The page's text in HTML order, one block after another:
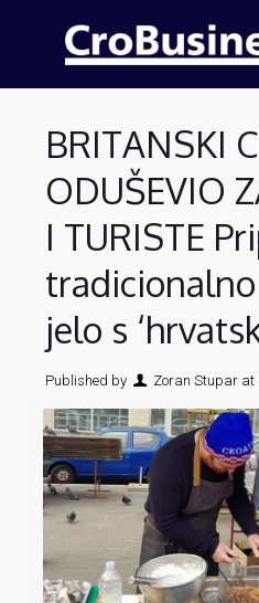
BRITANSKI
ODUŠEVIO
I TURISTE
jelo s
Published by Zoran Stupar at